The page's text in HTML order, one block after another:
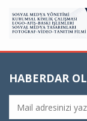
HABERDAR OL